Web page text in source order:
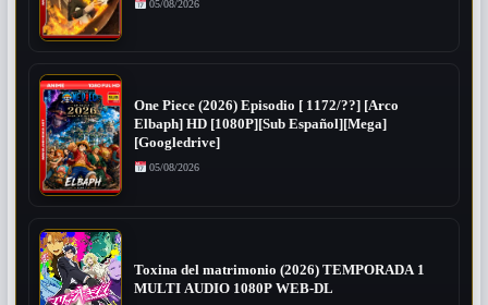
05/08/2026
One Piece (2026) Episodio [ 1172/??] [Arco
Elbaph] HD [1080P][Sub Español][Mega]
[Googledrive]
05/08/2026
Toxina del matrimonio (2026) TEMPORADA 1
MULTI AUDIO 1080P WEB-DL